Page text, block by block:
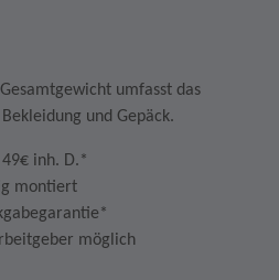
umfasst das
und Gepäck.
inh. D.*
montiert
möglich